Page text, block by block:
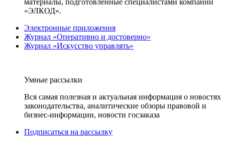
материалы, подготовленные специалистами компании
«ЭЛКОД».
Электронные приложения
Журнал «Оперативно и достоверно»
Журнал «Искусство управлять»
Умные рассылки
Вся самая полезная и актуальная информация о новостях
законодательства, аналитические обзоры правовой и
бизнес-информации, новости госзаказа
Подписаться на рассылку